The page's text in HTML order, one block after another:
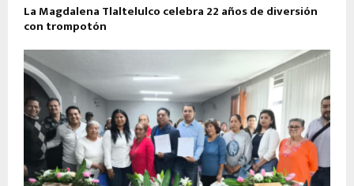
La Magdalena Tlaltelulco celebra 22 años de diversión
con trompotón